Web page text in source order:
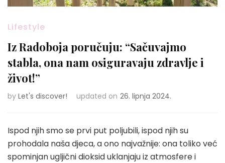
Lifestyle
Iz Radoboja poručuju: “Sačuvajmo
stabla, ona nam osiguravaju zdravlje i
život!”
by Let's discover! updated on 26. lipnja 2024.
Ispod njih smo se prvi put poljubili, ispod njih su
prohodala naša djeca, a ono najvažnije: ona toliko već
spominjan ugljični dioksid uklanjaju iz atmosfere i